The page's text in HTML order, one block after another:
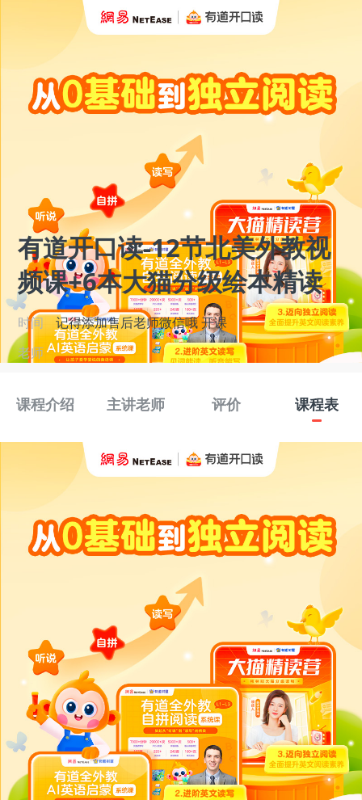
有道开口读-12节北美外教视
频课+6本大猫分级绘本精读
时间 记得添加售后老师微信哦开课
老师
课程介绍 主讲老师 评价 课程表